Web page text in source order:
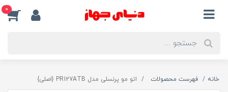
0
خانه فهرست محصولات اتو مو پرنسلی مدل PR127ATB {اصلی}